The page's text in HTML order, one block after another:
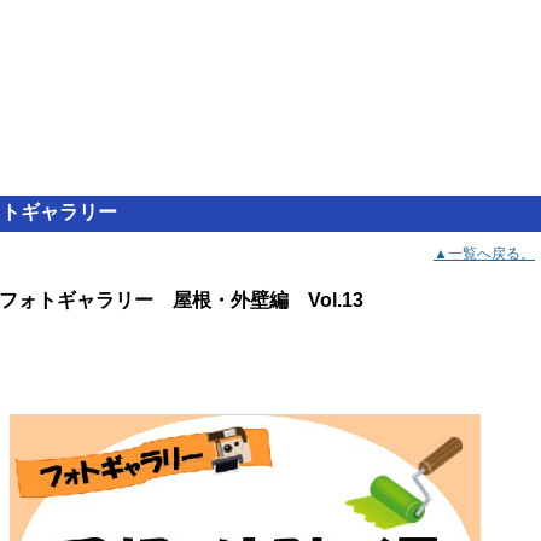
ギャラリー
▲一覧へ戻る。
フォトギャラリー 屋根・外壁編 Vol.13